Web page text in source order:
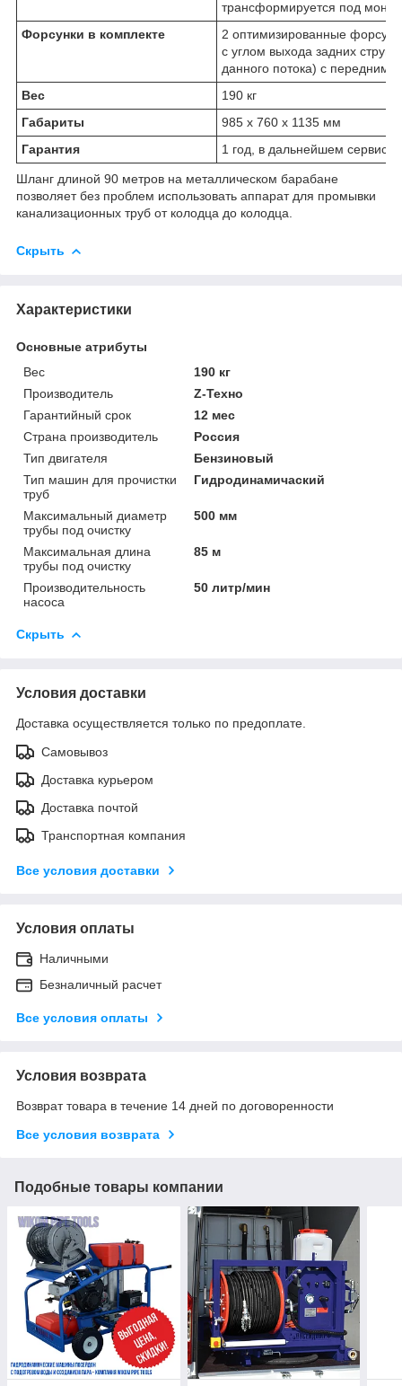
трансформируется под
Форсунки в комплекте
2 оптимизированные
с углом выхода задних струй
данного потока) с передним
Вес
190 кг
Габариты
985 х 760 х 1135 мм
Гарантия
1 год, в дальнейшем
Шланг длиной 90 метров на металлическом барабане
позволяет без проблем использовать аппарат для промывки
канализационных труб от колодца до колодца.
Скрыть
Характеристики
Основные атрибуты
Вес
190 кг
Производитель
Z-Техно
Гарантийный срок
12 мес
Страна производитель
Россия
Тип двигателя
Бензиновый
Тип машин для прочистки
труб
Гидродинамичаский
Максимальный диаметр
трубы под очистку
500 мм
Максимальная длина
трубы под очистку
85 м
Производительность
насоса
50 литр/мин
Скрыть
Условия доставки
Доставка осуществляется только по предоплате.
Самовывоз
Доставка курьером
Доставка почтой
Транспортная компания
Все условия доставки
Условия оплаты
Наличными
Безналичный расчет
Все условия оплаты
Условия возврата
Возврат товара в течение 14 дней по договоренности
Все условия возврата
Подобные товары компании